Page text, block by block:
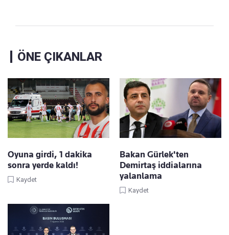
ÖNE ÇIKANLAR
Oyuna girdi, 1 dakika
sonra yerde kaldı!
Kaydet
Bakan Gürlek'ten
Demirtaş iddialarına
yalanlama
Kaydet